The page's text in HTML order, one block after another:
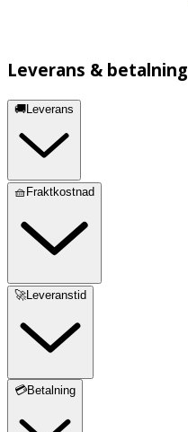
Leverans & betalning
🚚Leverans
🧺Fraktkostnad
🚀Leveranstid
💳Betalning